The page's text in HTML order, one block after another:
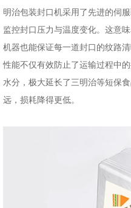
明治包装封口机采用了先进的伺
监控封口压力与温度变化。这意
机器也能保证每一道封口的纹路
性能不仅有效防止了运输过程中
水分，极大延长了三明治等短保
远，损耗降得更低。